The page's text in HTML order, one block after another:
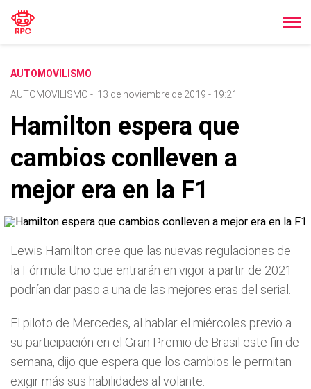
AUTOMOVILISMO
AUTOMOVILISMO - 13 de noviembre de 2019 - 19:21
Hamilton espera que
cambios conlleven a
mejor era en la F1
Lewis Hamilton cree que las nuevas regulaciones de
la Fórmula Uno que entrarán en vigor a partir de 2021
podrían dar paso a una de las mejores eras del serial.
El piloto de Mercedes, al hablar el miércoles previo a
su participación en el Gran Premio de Brasil este fin de
semana, dijo que espera que los cambios le permitan
exigir más sus habilidades al volante.